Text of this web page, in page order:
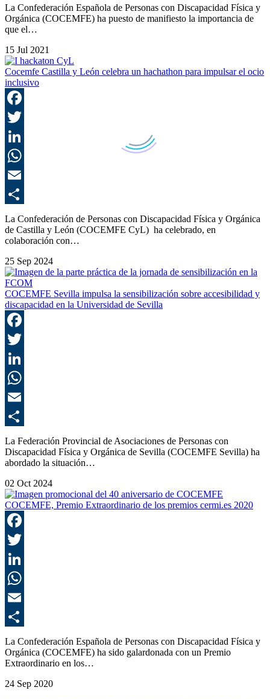
La Confederación Española de Personas con Discapacidad Física y
Orgánica (COCEMFE) ha puesto de manifiesto la importancia de
que el…
15 Jul 2021
Cocemfe Castilla y León celebra un hachathon para impulsar el ocio
inclusivo
La Confederación de Personas con Discapacidad Física y Orgánica
de Castilla y León (COCEMFE CyL) ha celebrado, en
colaboración con…
25 Sep 2024
COCEMFE Sevilla impulsa la sensibilización sobre accesibilidad y
discapacidad en la Universidad de Sevilla
La Federación Provincial de Asociaciones de Personas con
Discapacidad Física y Orgánica de Sevilla (COCEMFE Sevilla) ha
abordado la situación…
02 Oct 2024
COCEMFE, Premio Extraordinario de los premios cermi.es 2020
La Confederación Española de Personas con Discapacidad Física y
Orgánica (COCEMFE) ha sido galardonada con un Premio
Extraordinario en los…
24 Sep 2020